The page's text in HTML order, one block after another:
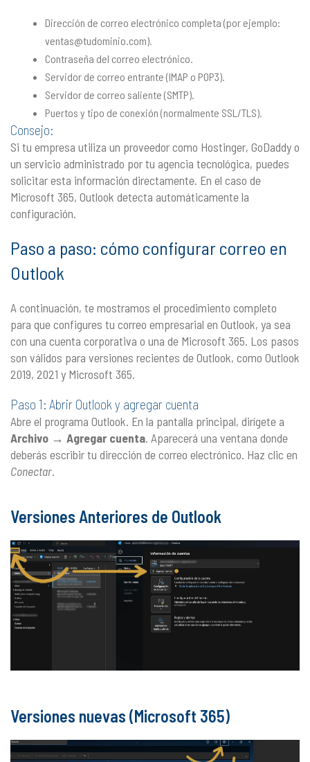
Dirección de correo electrónico completa (por ejemplo:
ventas@tudominio.com).
Contraseña del correo electrónico.
Servidor de correo entrante (IMAP o POP3).
Servidor de correo saliente (SMTP).
Puertos y tipo de conexión (normalmente SSL/TLS).
Consejo:
Si tu empresa utiliza un proveedor como Hostinger, GoDaddy o
un servicio administrado por tu agencia tecnológica, puedes
solicitar esta información directamente. En el caso de
Microsoft 365, Outlook detecta automáticamente la
configuración.
Paso a paso: cómo configurar correo en
Outlook
A continuación, te mostramos el procedimiento completo
para que configures tu correo empresarial en Outlook, ya sea
con una cuenta corporativa o una de Microsoft 365. Los pasos
son válidos para versiones recientes de Outlook, como Outlook
2019, 2021 y Microsoft 365.
Paso 1: Abrir Outlook y agregar cuenta
Abre el programa Outlook. En la pantalla principal, dirígete a
Archivo → Agregar cuenta. Aparecerá una ventana donde
deberás escribir tu dirección de correo electrónico. Haz clic en
Conectar.
Versiones Anteriores de Outlook
Versiones nuevas (Microsoft 365)